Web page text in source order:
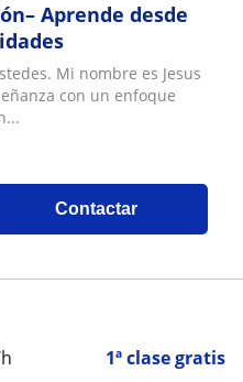
Aprende desde
Mi nombre es Jesus
con un enfoque
Contactar
1ª clase gratis